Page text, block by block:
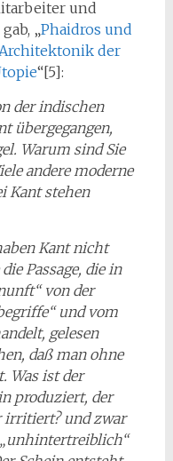
und
„Phaidros und
der
“[5]:
der indischen
übergegangen,
Warum sind Sie
andere moderne
Kant stehen
Kant nicht
Passage, die in
von der
und vom
gelesen
daß man ohne
Was ist der
produziert, der
irritiert? und zwar